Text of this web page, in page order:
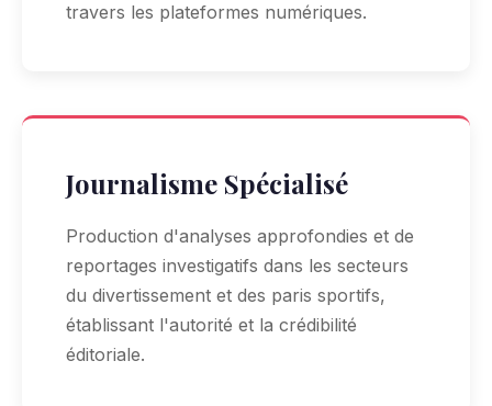
travers les plateformes numériques.
Journalisme Spécialisé
Production d'analyses approfondies et de
reportages investigatifs dans les secteurs
du divertissement et des paris sportifs,
établissant l'autorité et la crédibilité
éditoriale.